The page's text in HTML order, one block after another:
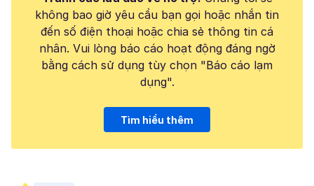
không bao giờ yêu cầu bạn gọi hoặc nhắn tin
đến số điện thoại hoặc chia sẻ thông tin cá
nhân. Vui lòng báo cáo hoạt động đáng ngờ
bằng cách sử dụng tùy chọn "Báo cáo lạm
dụng".
Tìm hiểu thêm